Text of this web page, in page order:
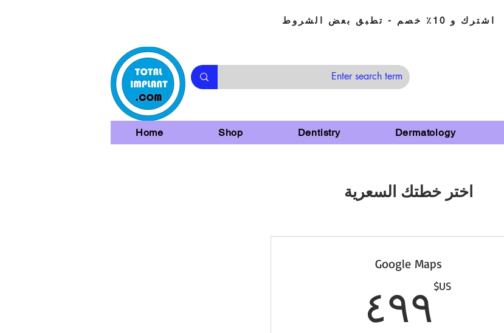
اشترك و 10٪ خصم - تطبق بعض الشروط
Home Shop Dentistry Dermatology
اختر خطتك السعرية
Google Maps
US$ ٤٩٩